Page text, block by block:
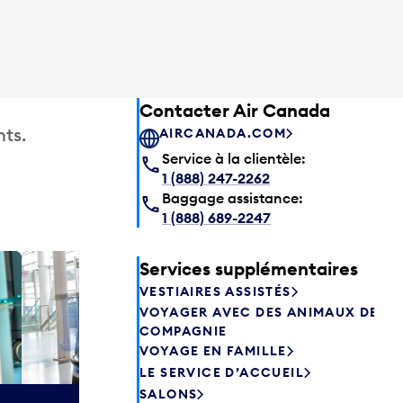
Salon
Les
aliments frais.
Contacter Air Canada
AIRCANADA.COM
Service à la clientèle:
1 (888) 247-2262
Baggage assistance:
1 (888) 689-2247
Services supplémentaires
VESTIAIRES ASSISTÉS
VOYAGER AVEC DES ANIMAUX DE
COMPAGNIE
VOYAGE EN FAMILLE
LE SERVICE D’ACCUEIL
SALONS